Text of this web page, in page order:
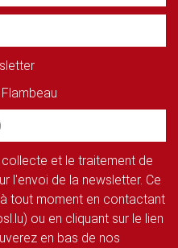
et le traitement de
l'envoi de la newsletter. Ce
tout moment en contactant
ou en cliquant sur le lien
en bas de nos